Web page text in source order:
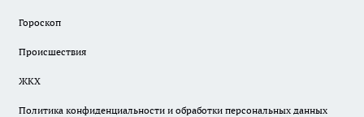
Гороскоп
Происшествия
ЖКХ
Политика конфиденциальности и обработки персональных данных